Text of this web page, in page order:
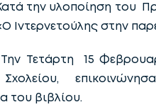
την υλοποίηση του
Ιντερνετούλης στην
Την Τετάρτη 15
του βιβλίου.